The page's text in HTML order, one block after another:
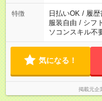
特徴 日払いOK / 履歴
服装自由 / シフ
ソコンスキル不
気になる！
掲載元企